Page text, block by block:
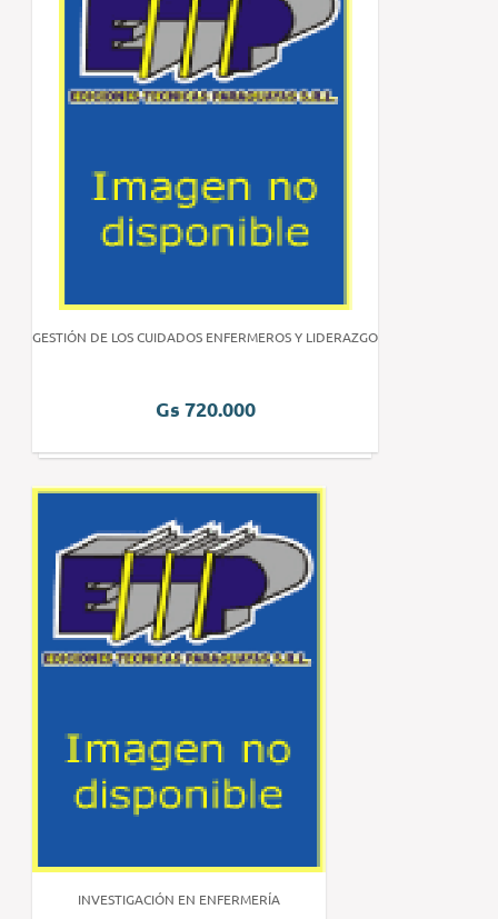
GESTIÓN DE LOS CUIDADOS ENFERMEROS Y LIDERAZGO
Gs 720.000
INVESTIGACIÓN EN ENFERMERÍA